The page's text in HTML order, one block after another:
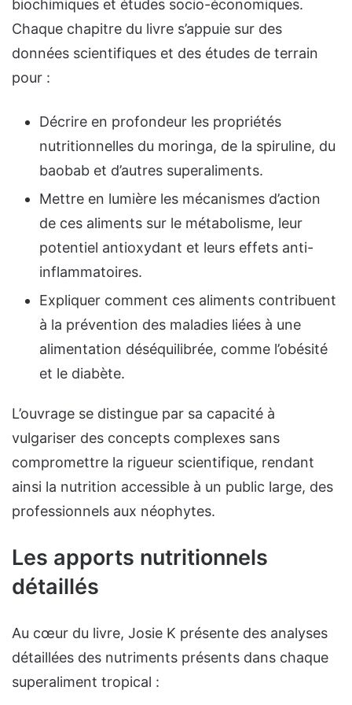
biochimiques et études socio-économiques.
Chaque chapitre du livre s’appuie sur des
données scientifiques et des études de terrain
pour :
Décrire en profondeur les propriétés
nutritionnelles du moringa, de la spiruline, du
baobab et d’autres superaliments.
Mettre en lumière les mécanismes d’action
de ces aliments sur le métabolisme, leur
potentiel antioxydant et leurs effets anti-
inflammatoires.
Expliquer comment ces aliments contribuent
à la prévention des maladies liées à une
alimentation déséquilibrée, comme l’obésité
et le diabète.
L’ouvrage se distingue par sa capacité à
vulgariser des concepts complexes sans
compromettre la rigueur scientifique, rendant
ainsi la nutrition accessible à un public large, des
professionnels aux néophytes.
Les apports nutritionnels
détaillés
Au cœur du livre, Josie K présente des analyses
détaillées des nutriments présents dans chaque
superaliment tropical :